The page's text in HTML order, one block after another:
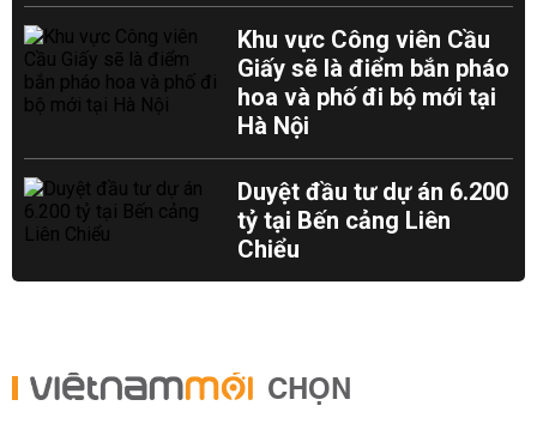
Khu vực Công viên Cầu
Giấy sẽ là điểm bắn pháo
hoa và phố đi bộ mới tại
Hà Nội
Duyệt đầu tư dự án 6.200
tỷ tại Bến cảng Liên
Chiểu
CHỌN